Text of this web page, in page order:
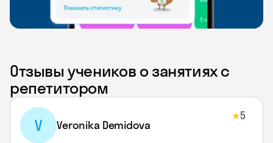
Отзывы учеников о занятиях с
репетитором
V Veronika Demidova
★5